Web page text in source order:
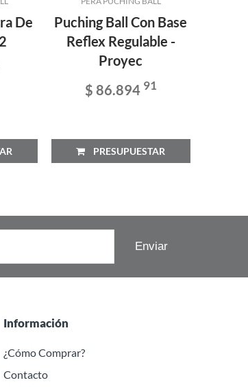
De
Puching Ball Con Base
Reflex Regulable -
Proyec
$ 86.894 91
PRESUPUESTAR
Información
¿Cómo Comprar?
Contacto